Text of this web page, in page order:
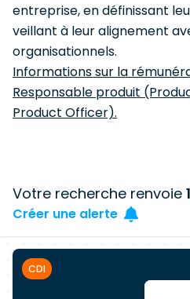
entreprise, en définissant
veillant à leur alignement
organisationnels.
Informations sur la
Responsable produit
Product Officer).
Votre recherche renvoie 1
Créer une alerte
CDI